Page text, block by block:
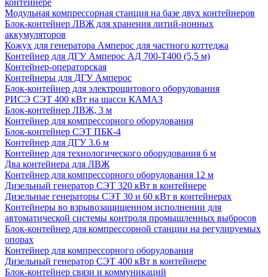
контейнере
Модульная компрессорная станция на базе двух контейнеров
Блок-контейнер ЛВЖ для хранения литий-ионных
аккумуляторов
Кожух для генератора Амперос для частного коттеджа
Контейнер для ДГУ Амперос АД 700-Т400 (5,5 м)
Контейнер-операторская
Контейнеры для ДГУ Амперос
Блок-контейнер для электрощитового оборудования
РИСЭ СЭТ 400 кВт на шасси КАМАЗ
Блок-контейнер ЛВЖ, 3 м
Контейнер для компрессорного оборудования
Блок-контейнер СЭТ ПБК-4
Контейнер для ДГУ 3.6 м
Контейнер для технологического оборудования 6 м
Два контейнера для ЛВЖ
Контейнер для компрессорного оборудования 12 м
Дизельный генератор СЭТ 320 кВт в контейнере
Дизельные генераторы СЭТ 30 и 60 кВт в контейнерах
Контейнеры во взрывозащищенном исполнении для
автоматической системы контроля промышленных выбросов
Блок-контейнер для компрессорной станции на регулируемых
опорах
Контейнер для компрессорного оборудования
Дизельный генератор СЭТ 400 кВт в контейнере
Блок-контейнер связи и коммуникаций